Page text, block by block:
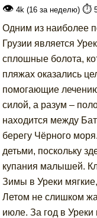
👁 4k (16 за неделю) ⏱️
Одним из наиболее
Грузии является
сплошные болота,
пляжах оказались
помогающие
силой, а разум –
находится между
берегу Чёрного
детьми, поскольку
купания малышей.
Зимы в Уреки
Летом не слишком
июле. За год в